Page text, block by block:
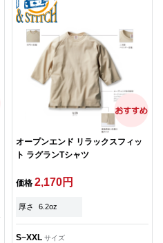
オープンエンド リラックスフィッ
ト ラグランTシャツ
価格 2,170円
厚さ 6.2oz
S~XXL サイズ